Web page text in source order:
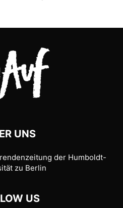
UNS
der Humboldt-
zu Berlin
US